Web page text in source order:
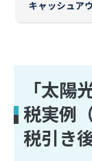
「太陽
税実例
税引き